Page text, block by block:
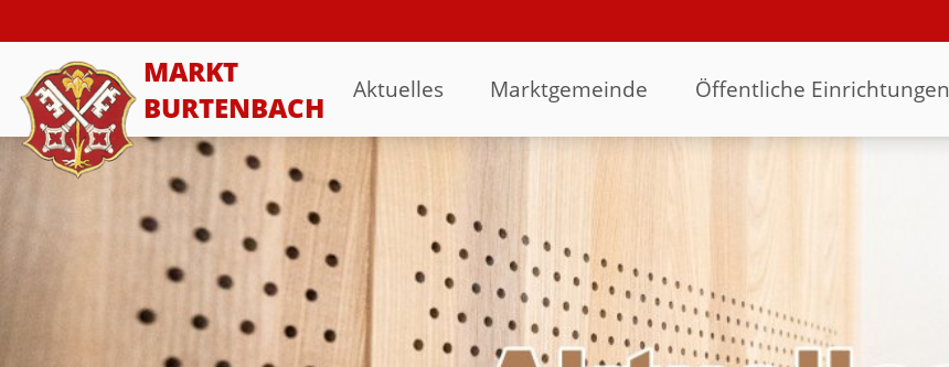
MARKT
BURTENBACH
Aktuelles Marktgemeinde Öffentliche Einrichtungen